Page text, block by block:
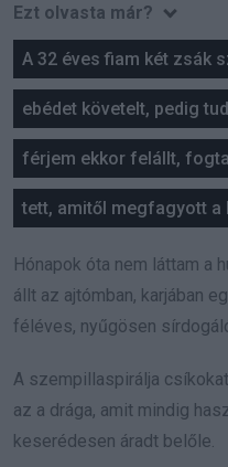
Ezt olvasta már?
A 32 éves fiam két zsák
ebédet követelt, pedig
férjem ekkor felállt,
tett, amitől megfagyott a
Hónapok óta nem láttam a
állt az ajtómban, karjában
féléves, nyűgösen
A szempillaspirálja
az a drága, amit mindig
keserédesen áradt belőle.